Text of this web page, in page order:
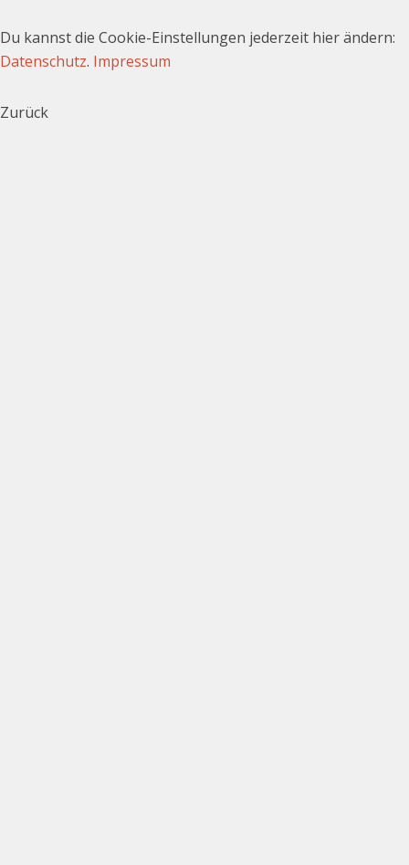
Du kannst die Cookie-Einstellungen jederzeit hier ändern:
Datenschutz. Impressum
Zurück